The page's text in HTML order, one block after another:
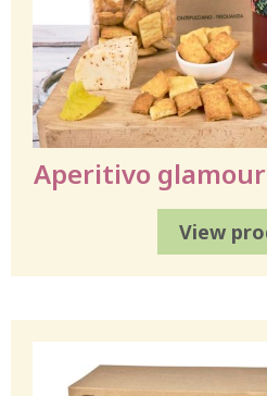
Aperitivo
View